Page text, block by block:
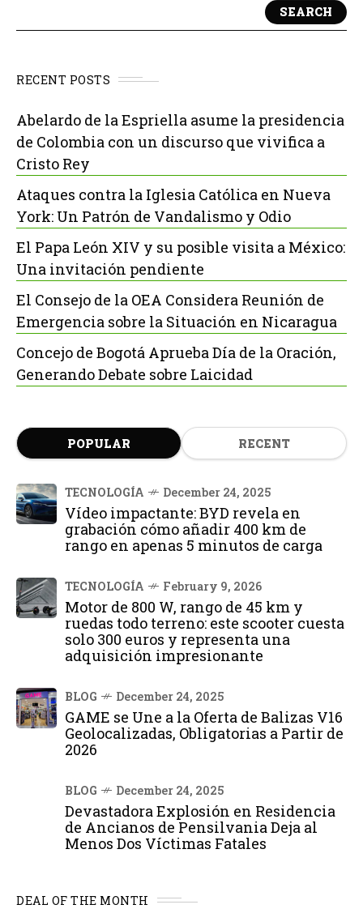
SEARCH
RECENT POSTS
Abelardo de la Espriella asume la presidencia
de Colombia con un discurso que vivifica a
Cristo Rey
Ataques contra la Iglesia Católica en Nueva
York: Un Patrón de Vandalismo y Odio
El Papa León XIV y su posible visita a México:
Una invitación pendiente
El Consejo de la OEA Considera Reunión de
Emergencia sobre la Situación en Nicaragua
Concejo de Bogotá Aprueba Día de la Oración,
Generando Debate sobre Laicidad
POPULAR RECENT
TECNOLOGÍA December 24, 2025
Vídeo impactante: BYD revela en
grabación cómo añadir 400 km de
rango en apenas 5 minutos de carga
TECNOLOGÍA February 9, 2026
Motor de 800 W, rango de 45 km y
ruedas todo terreno: este scooter cuesta
solo 300 euros y representa una
adquisición impresionante
BLOG December 24, 2025
GAME se Une a la Oferta de Balizas V16
Geolocalizadas, Obligatorias a Partir de
2026
BLOG December 24, 2025
Devastadora Explosión en Residencia
de Ancianos de Pensilvania Deja al
Menos Dos Víctimas Fatales
DEAL OF THE MONTH